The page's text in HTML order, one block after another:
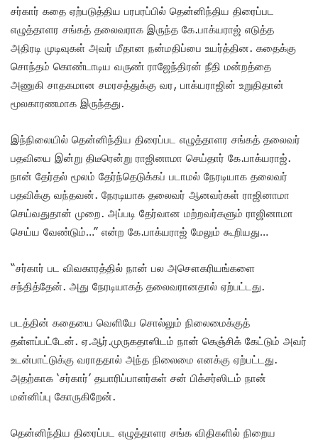
சர்கார் கதை ஏற்படுத்திய பரபரப்பில் தென்னிந்திய திரைப்பட
எழுத்தாளர சங்கத் தலைவராக இருந்த கே.பாக்யராஜ் எடுத்த
அதிரடி முடிவுகள் அவர் மீதான நன்மதிப்பை உயர்த்தின. கதைக்கு
சொந்தம் கொண்டாடிய வருண் ராஜேந்திரன் நீதி மன்றத்தை
அணுகி சாதகமான சமரசத்துக்கு வர, பாக்யராஜின் உறுதிதான்
மூலகாரணமாக இருந்தது.
இந்நிலையில் தென்னிந்திய திரைப்பட எழுத்தாளர சங்கத் தலைவர்
பதவியை இன்று திடீரென்று ராஜினாமா செய்தார் கே.பாக்யராஜ்.
நான் தேர்தல் மூலம் தேர்ந்தெடுக்கப் படாமல் நேரடியாக தலைவர்
பதவிக்கு வந்தவன். நேரடியாக தலைவர் ஆனவர்கள் ராஜினாமா
செய்வதுதான் முறை. அப்படி தேர்வான மற்றவர்களும் ராஜினாமா
செய்ய வேண்டும்…” என்ற கே.பாக்யராஜ் மேலும் கூறியது…
“சர்கார் பட விவகாரத்தில் நான் பல அசௌகரியங்களை
சந்தித்தேன். அது நேரடியாகத் தலைவரானதால் ஏற்பட்டது.
படத்தின் கதையை வெளியே சொல்லும் நிலைமைக்குத்
தள்ளப்பட்டேன். ஏ.ஆர்.முருகதாஸிடம் நான் கெஞ்சிக் கேட்டும் அவர்
உடன்பாட்டுக்கு வராததால் அந்த நிலைமை எனக்கு ஏற்பட்டது.
அதற்காக ‘சர்கார்’ தயாரிப்பாளர்கள் சன் பிக்சர்ஸிடம் நான்
மன்னிப்பு கோருகிறேன்.
தென்னிந்திய திரைப்பட எழுத்தாளர சங்க விதிகளில் நிறைய